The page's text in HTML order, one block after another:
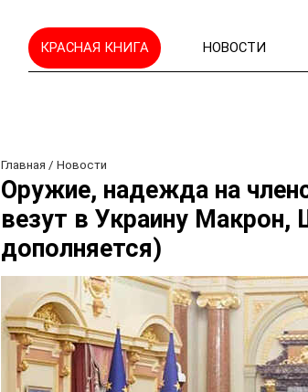
КРАСНАЯ КНИГА НОВОСТИ
Главная /Новости
Оружие, надежда на
везут в Украину
дополняется)